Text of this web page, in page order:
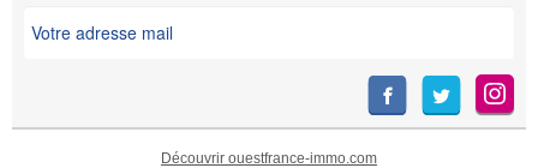
Découvrir ouestfrance-immo.com